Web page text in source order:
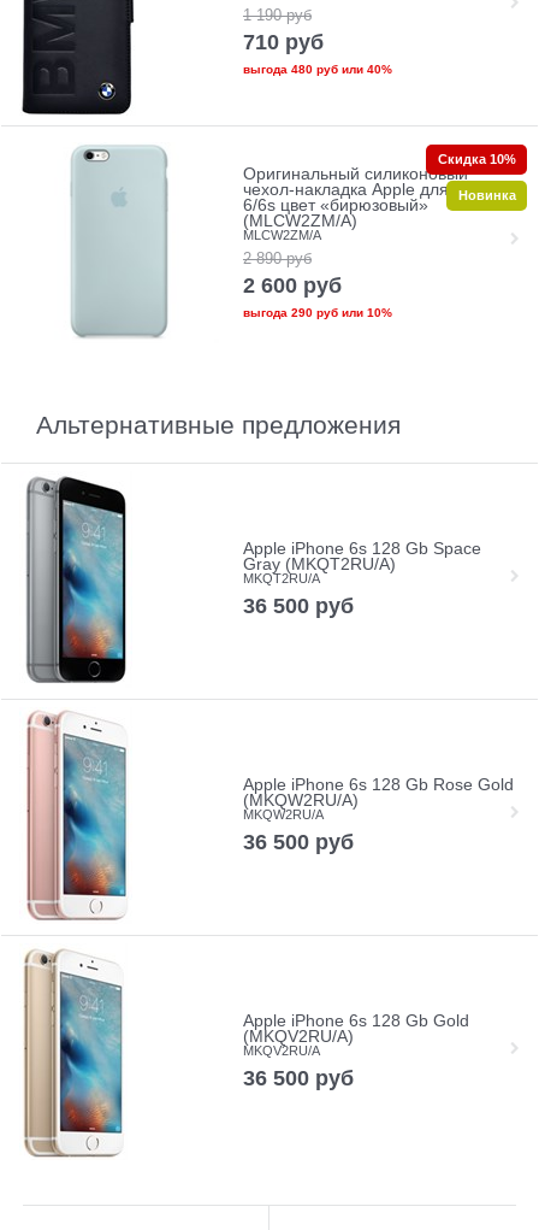
1 190 руб
710 руб
выгода 480 рубили 40%
Оригинальный силиконовый
чехол-накладка Apple для iPhone
6/6s цвет «бирюзовый»
(MLCW2ZM/A)
MLCW2ZM/A
2 890 руб
2 600 руб
выгода 290 рубили 10%
Скидка 10%
Новинка
Альтернативные предложения
Apple iPhone 6s 128 Gb Space
Gray (MKQT2RU/A)
MKQT2RU/A
36 500 руб
Apple iPhone 6s 128 Gb Rose Gold
(MKQW2RU/A)
MKQW2RU/A
36 500 руб
Apple iPhone 6s 128 Gb Gold
(MKQV2RU/A)
MKQV2RU/A
36 500 руб